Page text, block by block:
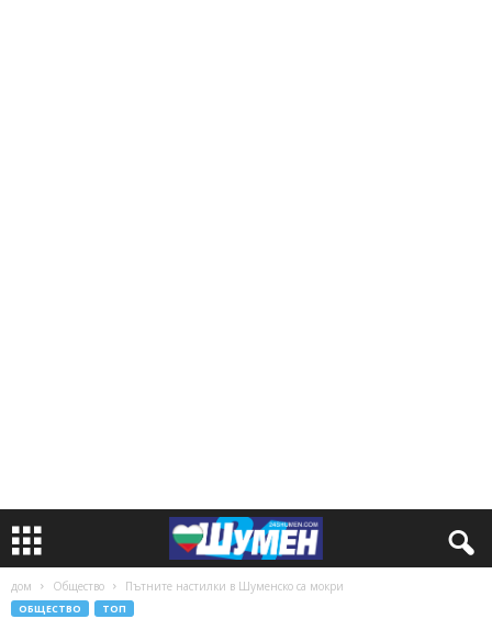
дом Общество Пътните настилки в Шуменско са мокри
ОБЩЕСТВО ТОП